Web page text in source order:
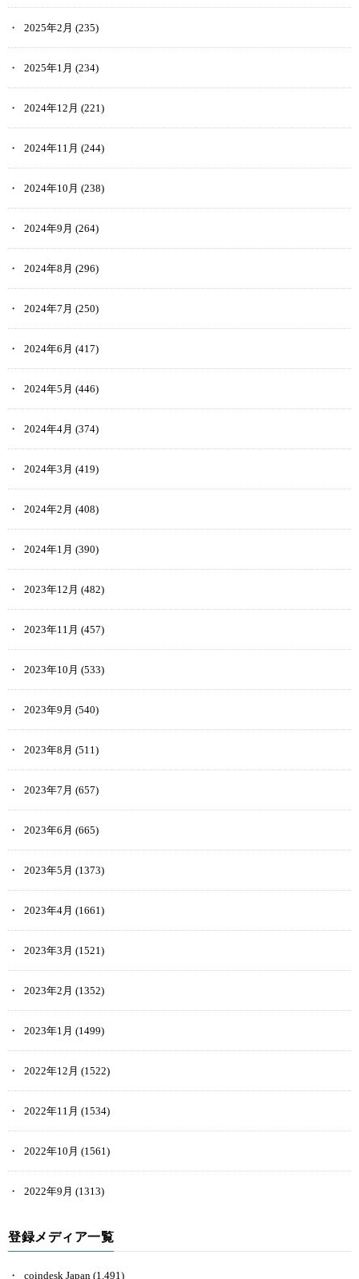
2025年2月 (235)
2025年1月 (234)
2024年12月 (221)
2024年11月 (244)
2024年10月 (238)
2024年9月 (264)
2024年8月 (296)
2024年7月 (250)
2024年6月 (417)
2024年5月 (446)
2024年4月 (374)
2024年3月 (419)
2024年2月 (408)
2024年1月 (390)
2023年12月 (482)
2023年11月 (457)
2023年10月 (533)
2023年9月 (540)
2023年8月 (511)
2023年7月 (657)
2023年6月 (665)
2023年5月 (1373)
2023年4月 (1661)
2023年3月 (1521)
2023年2月 (1352)
2023年1月 (1499)
2022年12月 (1522)
2022年11月 (1534)
2022年10月 (1561)
2022年9月 (1313)
登録メディア一覧
coindesk Japan (1,491)